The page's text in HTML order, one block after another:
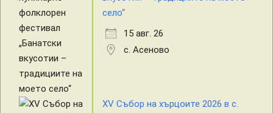
село“
15 авг. 26
с. Асеново
XV Събор на хърцоите 2026 в с.